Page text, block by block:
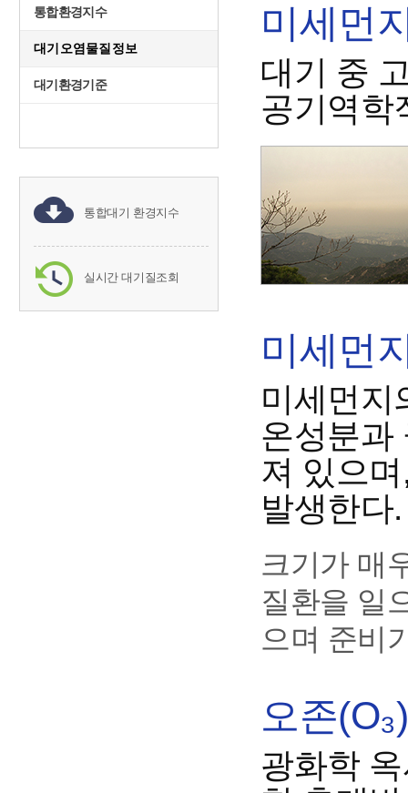
통합환경지수
대기오염물질정보
대기환경기준
통합대기 환경지수
실시간 대기질조회
미세먼
대기 중
공기역학
미세먼
미세먼지
온성분과
져 있으
발생한다.
크기가 매
질환을 일
으며 준비
오존(O₃)
광화학